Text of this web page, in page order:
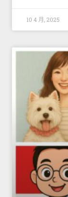
10 4 月, 2025